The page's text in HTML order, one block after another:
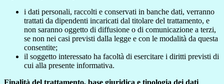
i dati personali, raccolti e conservati in banche dati, verranno
trattati da dipendenti incaricati dal titolare del trattamento, e
non saranno oggetto di diffusione o di comunicazione a terzi,
se non nei casi previsti dalla legge e con le modalità da questa
consentite;
il soggetto interessato ha facoltà di esercitare i diritti previsti di
cui alla presente informativa.